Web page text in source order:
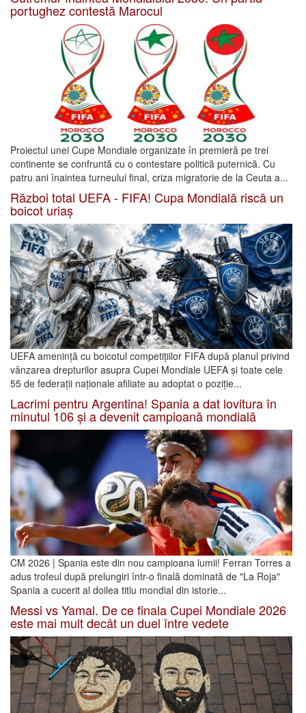
portughez contestă Marocul
Proiectul unei Cupe Mondiale organizate în premieră pe trei
continente se confruntă cu o contestare politică puternică. Cu
patru ani înaintea turneului final, criza migratorie de la Ceuta a...
Război total UEFA - FIFA! Cupa Mondială riscă un
boicot uriaș
UEFA amenință cu boicotul competițiilor FIFA după planul privind
vânzarea drepturilor asupra Cupei Mondiale UEFA și toate cele
55 de federații naționale afiliate au adoptat o poziție...
Lacrimi pentru Argentina! Spania a dat lovitura în
minutul 106 și a devenit campioană mondială
CM 2026 | Spania este din nou campioana lumii! Ferran Torres a
adus trofeul după prelungiri într-o finală dominată de "La Roja"
Spania a cucerit al doilea titlu mondial din istorie...
Messi vs Yamal. De ce finala Cupei Mondiale 2026
este mai mult decât un duel între vedete